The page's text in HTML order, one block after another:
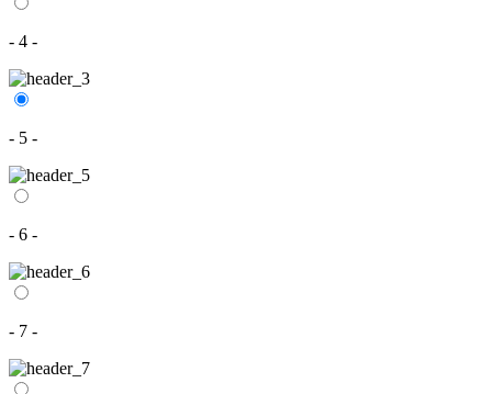
- 4 -
- 5 -
- 6 -
- 7 -